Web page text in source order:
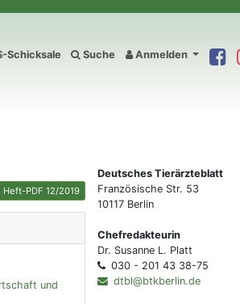
Schicksale Suche Anmelden
Heft-PDF 12/2019
und
Deutsches Tierärzteblatt
Französische Str. 53
10117 Berlin
Chefredakteurin
Dr. Susanne L. Platt
030 - 201 43 38-75
dtbl@btkberlin.de